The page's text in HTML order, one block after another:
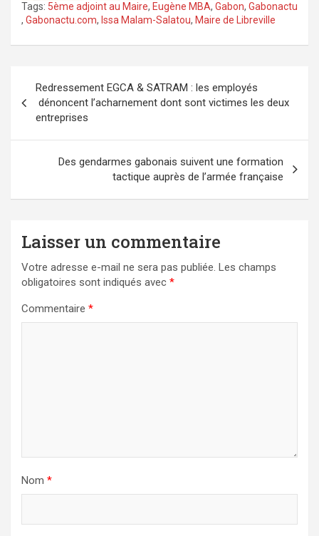
Tags: 5ème adjoint au Maire, Eugène MBA, Gabon, Gabonactu
, Gabonactu.com, Issa Malam-Salatou, Maire de Libreville
de
l’article
Redressement EGCA & SATRAM : les employés
dénoncent l’acharnement dont sont victimes les deux
entreprises
Des gendarmes gabonais suivent une formation
tactique auprès de l’armée française
Laisser un commentaire
Votre adresse e-mail ne sera pas publiée. Les champs
obligatoires sont indiqués avec *
Commentaire *
Nom *